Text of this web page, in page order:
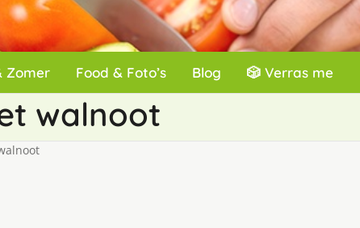
Zomer Food & Foto’s Blog 🎲 Verras me
walnoot